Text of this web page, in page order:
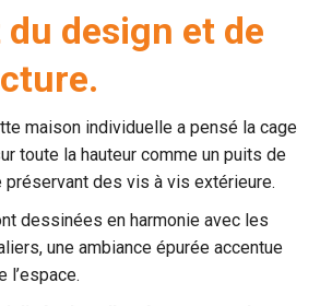
design et de
maison individuelle a pensé la cage
toute la hauteur comme un puits de
préservant des vis à vis extérieure.
dessinées en harmonie avec les
une ambiance épurée accentue
l’espace.